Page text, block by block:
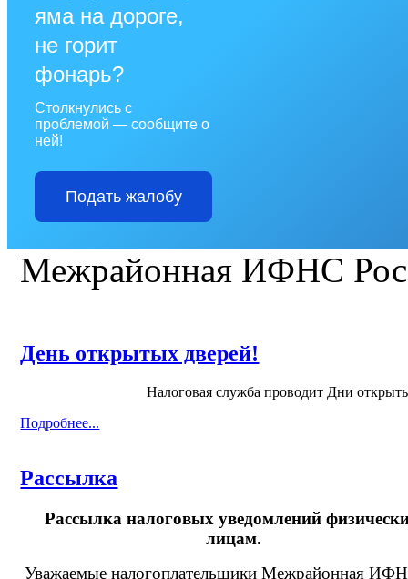
яма на дороге,
не горит
фонарь?
Столкнулись с
проблемой — сообщите о
ней!
Подать жалобу
Межрайонная ИФНС
День открытых дверей!
Налоговая служба проводит Дни
Подробнее...
Рассылка
Рассылка налоговых уведомлений
лицам.
Уважаемые налогоплательщики Межрайонная